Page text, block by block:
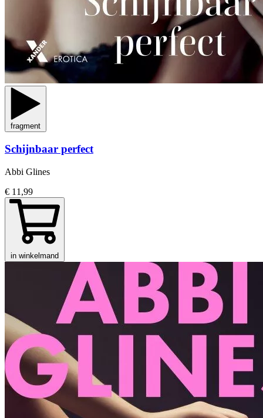
fragment
Schijnbaar perfect
Abbi Glines
€ 11,99
in winkelmand